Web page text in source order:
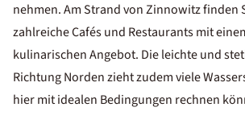
nehmen. Am Strand von Zinnowitz finden
zahlreicheCafés und Restaurantsmit
kulinarischen Angebot. Die leichte und
Richtung Norden zieht zudem viele
hier mit idealen Bedingungen rechnen